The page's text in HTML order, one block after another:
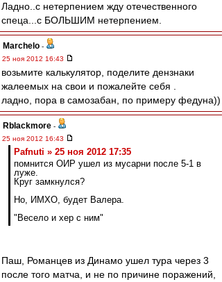
Ладно..с нетерпением жду отечественного
спеца...с БОЛЬШИМ нетерпением.
Marchelo -
25 ноя 2012 16:43
возьмите калькулятор, поделите дензнаки
жалеемых на свои и пожалейте себя .
ладно, пора в самозабан, по примеру федуна))
Rblackmore -
25 ноя 2012 16:43
Pafnuti » 25 ноя 2012 17:35
помнится ОИР ушел из мусарни после 5-1 в
луже.
Круг замкнулся?
Но, ИМХО, будет Валера.
"Весело и хер с ним"
Паш, Романцев из Динамо ушел тура через 3
после того матча, и не по причине поражений,